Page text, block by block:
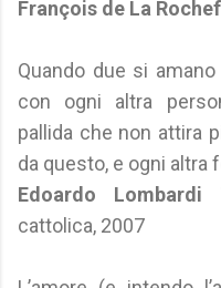
François de La
Quando due si
con ogni altra
pallida che non attira
da questo, e ogni altra
Edoardo Lombardi
cattolica, 2007